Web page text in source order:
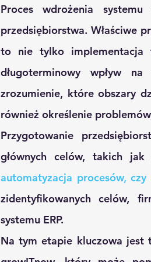
Proces wdrożenia
przedsiębiorstwa. Właściwe
to nie tylko implementacja
długoterminowy wpływ
zrozumienie, które obszary
również określenie
Przygotowanie
głównych celów, takich jak
automatyzacja procesów,
zidentyfikowanych celów,
systemu ERP.
Na tym etapie kluczowa jest